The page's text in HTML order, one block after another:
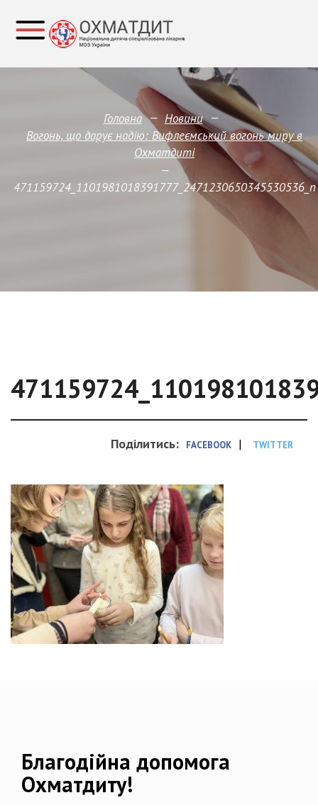
Головна — Новини —
Вогонь, що дарує надію: Вифлеємський вогонь миру в
Охматдиті
—
471159724_1101981018391777_2471230650345530536_n
Поділитись: FACEBOOK | TWITTER
Благодійна допомога
Охматдиту!